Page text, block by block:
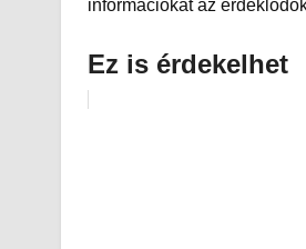
információkat az
Ez is érdekelhet